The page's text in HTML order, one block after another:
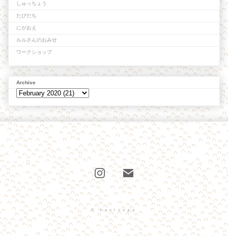
しゅっちょう
たびだち
にがおえ
ルルさんのおみせ
ワークショップ
Archive
© naotooga